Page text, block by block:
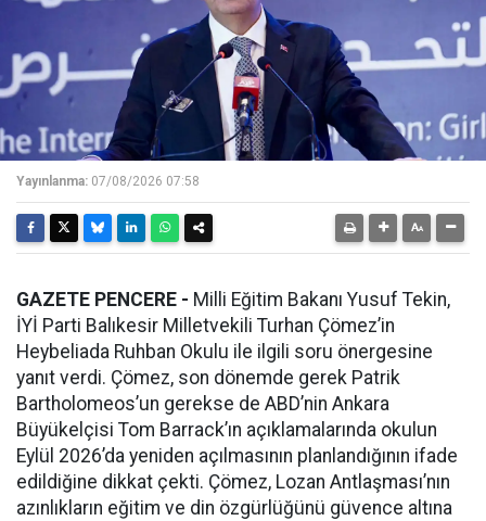
Yayınlanma: 07/08/2026 07:58
GAZETE PENCERE - Milli Eğitim Bakanı Yusuf Tekin,
İYİ Parti Balıkesir Milletvekili Turhan Çömez’in
Heybeliada Ruhban Okulu ile ilgili soru önergesine
yanıt verdi. Çömez, son dönemde gerek Patrik
Bartholomeos’un gerekse de ABD’nin Ankara
Büyükelçisi Tom Barrack’ın açıklamalarında okulun
Eylül 2026’da yeniden açılmasının planlandığının ifade
edildiğine dikkat çekti. Çömez, Lozan Antlaşması’nın
azınlıkların eğitim ve din özgürlüğünü güvence altına